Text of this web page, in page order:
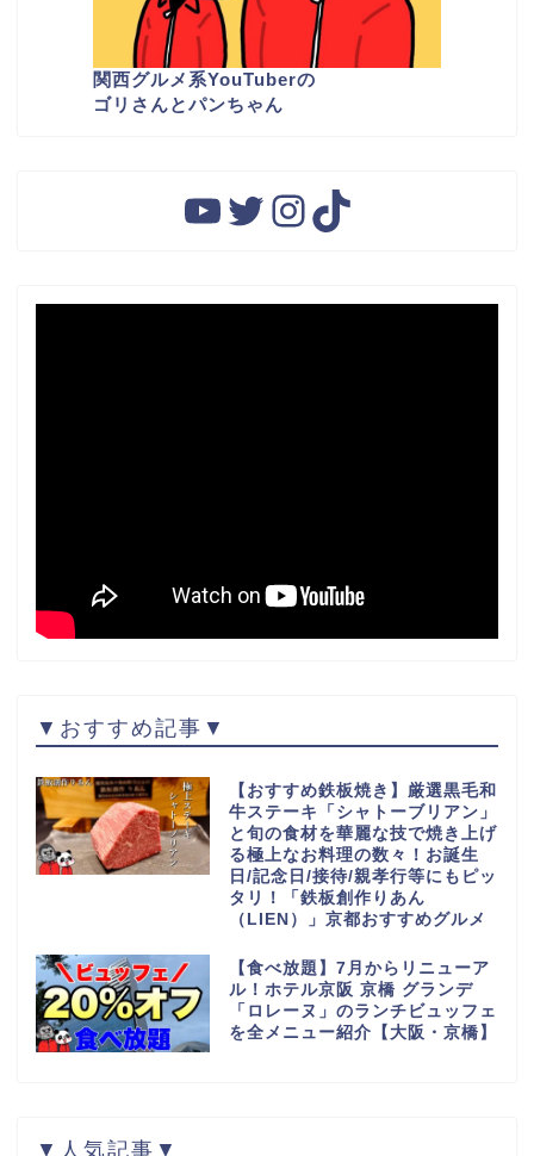
関西グルメ系YouTuberの
ゴリさんとパンちゃん
▼おすすめ記事▼
【おすすめ鉄板焼き】厳選黒毛和
牛ステーキ「シャトーブリアン」
と旬の食材を華麗な技で焼き上げ
る極上なお料理の数々！お誕生
日/記念日/接待/親孝行等にもピッ
タリ！「鉄板創作りあん
（LIEN）」京都おすすめグルメ
【食べ放題】7月からリニューア
ル！ホテル京阪 京橋 グランデ
「ロレーヌ」のランチビュッフェ
を全メニュー紹介【大阪・京橋】
▼人気記事▼